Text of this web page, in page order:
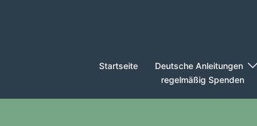
Startseite Deutsche Anleitungen
regelmäßig Spenden